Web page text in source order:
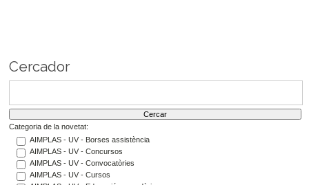
Cercador
Categoria de la novetat:
AIMPLAS - UV - Borses assistència
AIMPLAS - UV - Concursos
AIMPLAS - UV - Convocatòries
AIMPLAS - UV - Cursos